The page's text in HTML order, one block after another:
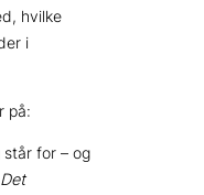
hvilke
i
på:
står for – og
Det